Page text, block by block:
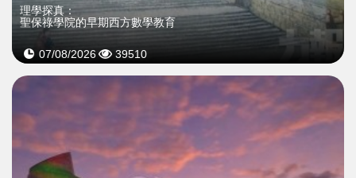
理學探真：
聖保祿學院的早期西方數學教育
07/08/2026 39510